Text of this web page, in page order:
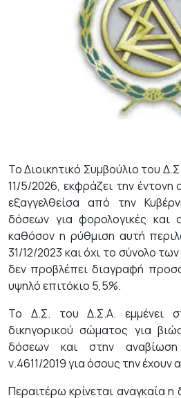
Το Διοικητικό Συμβούλιο του
11/5/2026, εκφράζει την
εξαγγελθείσα από την
δόσεων για φορολογικές και
καθόσον η ρύθμιση αυτή
31/12/2023 και όχι το σύνολο
δεν προβλέπει διαγραφή
υψηλό επιτόκιο 5,5%.
Το Δ.Σ. του Δ.Σ.Α. εμμένει
δικηγορικού σώματος για
δόσεων και στην
ν.4611/2019 για όσους την έχουν
Περαιτέρω κρίνεται αναγκαία